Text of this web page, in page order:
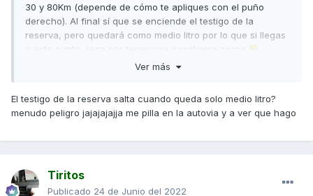
30 y 80Km (depende de cómo te apliques con el puño
derecho). Al final sí que se enciende el testigo de la
reserva, pero quedará como medio litro por lo que si llegas
a este punto, reza por tener una gasolinera cerca.
😉
Ver más
El testigo de la reserva salta cuando queda solo medio litro?
menudo peligro jajajajajja me pilla en la autovia y a ver que hago
Tiritos
Publicado 24 de Junio del 2022